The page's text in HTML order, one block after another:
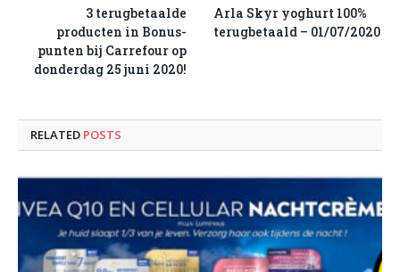
3 terugbetaalde
producten in Bonus-
punten bij Carrefour op
donderdag 25 juni 2020!
Arla Skyr yoghurt 100%
terugbetaald – 01/07/2020
RELATED POSTS